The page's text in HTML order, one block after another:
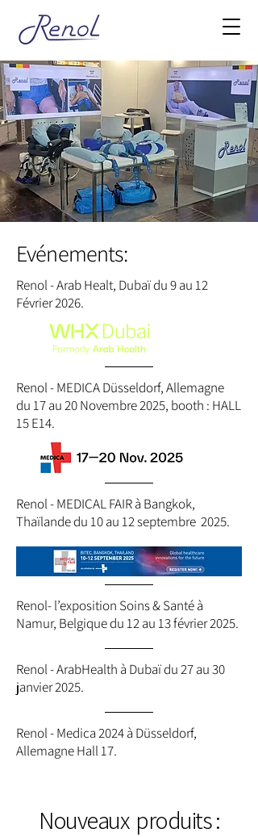
Evénements:
Renol - Arab Healt, Dubaï du 9 au 12
Février 2026.
Renol - MEDICA Düsseldorf, Allemagne
du 17 au 20 Novembre 2025, booth : HALL
15 E14.
Renol - MEDICAL FAIR à Bangkok,
Thaïlande du 10 au 12 septembre 2025.
Renol- l’exposition Soins & Santé à
Namur, Belgique du 12 au 13 février 2025.
Renol - ArabHealth à Dubaï du 27 au 30
janvier 2025.
Renol - Medica 2024 à Düsseldorf,
Allemagne Hall 17.
Nouveaux produits :